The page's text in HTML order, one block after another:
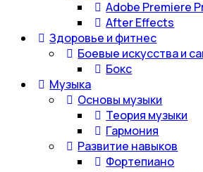
Adobe Premiere
After Effects
Здоровье и фитнес
Боевые искусства и
Бокс
Музыка
Основы музыки
Теория музыки
Гармония
Развитие навыков
Фортепиано